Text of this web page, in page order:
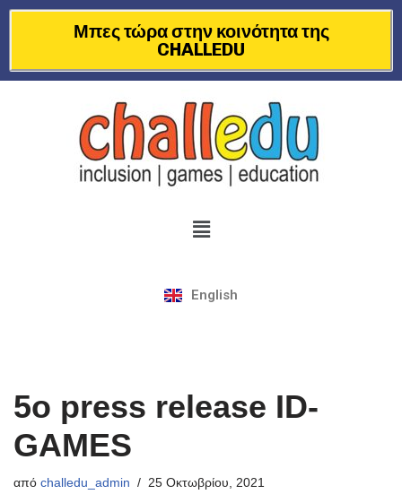
στο
Μπες τώρα στην κοινότητα της
CHALLEDU
English
5o press release ID-
GAMES
από challedu_admin 25 Οκτωβρίου, 2021